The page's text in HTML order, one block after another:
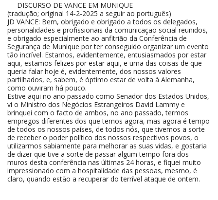
DISCURSO DE VANCE EM MUNIQUE
(tradução; original 14-2-2025 a seguir ao português)
JD VANCE: Bem, obrigado e obrigado a todos os delegados,
personalidades e profissionais da comunicação social reunidos,
e obrigado especialmente ao anfitrião da Conferência de
Segurança de Munique por ter conseguido organizar um evento
tão incrível. Estamos, evidentemente, entusiasmados por estar
aqui, estamos felizes por estar aqui, e uma das coisas de que
queria falar hoje é, evidentemente, dos nossos valores
partilhados, e, sabem, é óptimo estar de volta à Alemanha,
como ouviram há pouco.
Estive aqui no ano passado como Senador dos Estados Unidos,
vi o Ministro dos Negócios Estrangeiros David Lammy e
brinquei com o facto de ambos, no ano passado, termos
empregos diferentes dos que temos agora, mas agora é tempo
de todos os nossos países, de todos nós, que tivemos a sorte
de receber o poder político dos nossos respectivos povos, o
utilizarmos sabiamente para melhorar as suas vidas, e gostaria
de dizer que tive a sorte de passar algum tempo fora dos
muros desta conferência nas últimas 24 horas, e fiquei muito
impressionado com a hospitalidade das pessoas, mesmo, é
claro, quando estão a recuperar do terrível ataque de ontem.